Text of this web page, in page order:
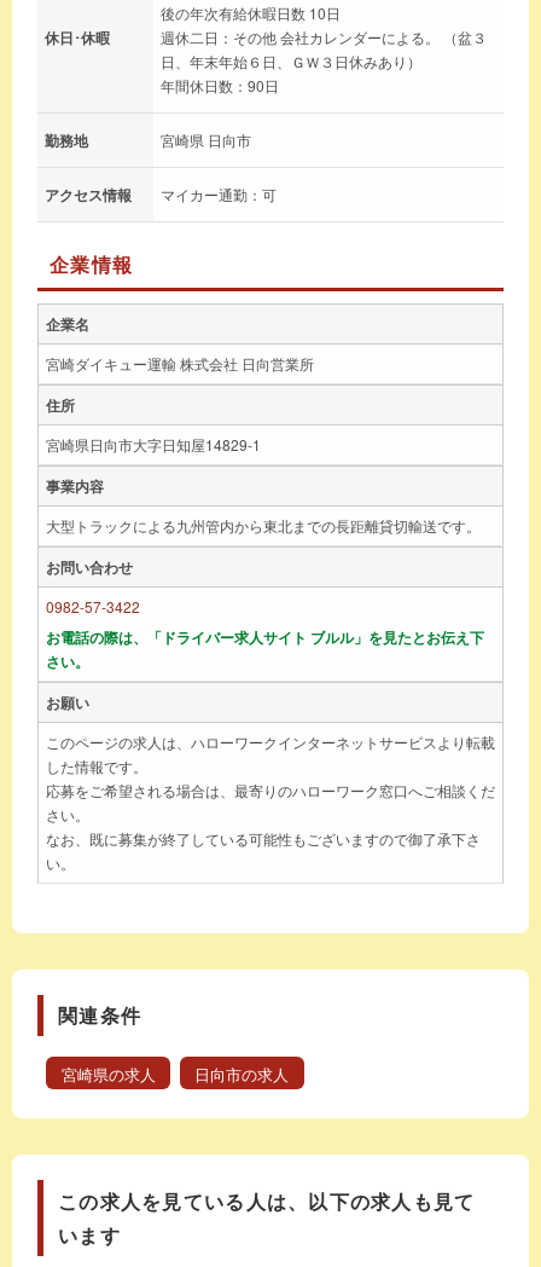
休日･休暇
後の年次有給休暇日数 10日
週休二日：その他 会社カレンダーによる。 （盆３
日、年末年始６日、ＧＷ３日休みあり）
年間休日数：90日
勤務地 宮崎県 日向市
アクセス情報 マイカー通勤：可
企業情報
企業名
宮崎ダイキュー運輸 株式会社 日向営業所
住所
宮崎県日向市大字日知屋14829-1
事業内容
大型トラックによる九州管内から東北までの長距離貸切輸送です。
お問い合わせ
0982-57-3422
お電話の際は、「ドライバー求人サイト ブルル」を見たとお伝え下
さい。
お願い
このページの求人は、ハローワークインターネットサービスより転載
した情報です。
応募をご希望される場合は、最寄りのハローワーク窓口へご相談くだ
さい。
なお、既に募集が終了している可能性もございますので御了承下さ
い。
関連条件
宮崎県の求人 日向市の求人
この求人を見ている人は、以下の求人も見て
います